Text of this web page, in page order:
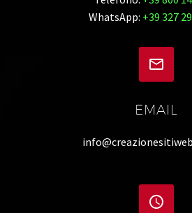
WhatsApp: +39 327


EMAIL

